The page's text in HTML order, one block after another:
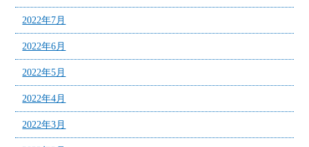
2022年7月
2022年6月
2022年5月
2022年4月
2022年3月